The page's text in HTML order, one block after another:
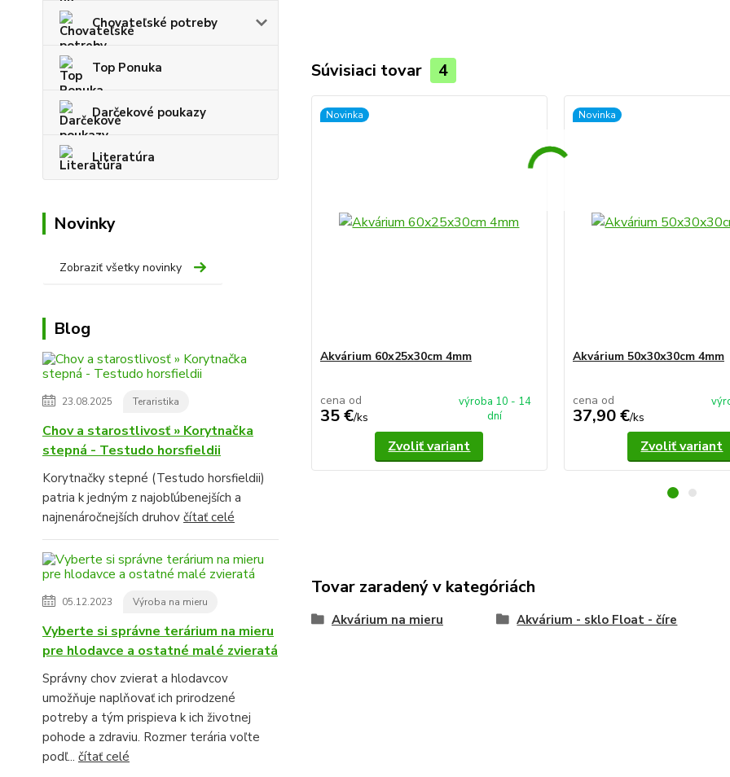
Chovateľské potreby
Top Ponuka
Darčekové poukazy
Literatúra
Novinky
Zobraziť všetky novinky
Blog
23.08.2025 Teraristika
Chov a starostlivosť » Korytnačka
stepná - Testudo horsfieldii
Korytnačky stepné (Testudo horsfieldii)
patria k jedným z najobľúbenejších a
najnenáročnejších druhov čítať celé
05.12.2023 Výroba na mieru
Vyberte si správne terárium na mieru
pre hlodavce a ostatné malé zvieratá
Správny chov zvierat a hlodavcov
umožňuje naplňovať ich prirodzené
potreby a tým prispieva k ich životnej
pohode a zdraviu. Rozmer terária voľte
podľ... čítať celé
Súvisiaci tovar 4
Novinka
Akvárium 60x25x30cm 4mm
cena od
35 €/ks
výroba 10 - 14
dní
Zvoliť variant
Novinka
Akvárium 50x30x30cm 4mm
cena od
37,90 €/ks
Zvoliť variant
Tovar zaradený v kategóriách
Akvárium na mieru Akvárium - sklo Float - číre